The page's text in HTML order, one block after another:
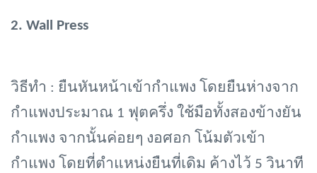
2. Wall Press
วิธีทำ : ยืนหันหน้าเข้ากำแพง โดยยืนห่างจาก
กำแพงประมาณ 1 ฟุตครึ่ง ใช้มือทั้งสองข้างยัน
กำแพง จากนั้นค่อยๆ งอศอก โน้มตัวเข้า
กำแพง โดยที่ตำแหน่งยืนที่เดิม ค้างไว้ 5 วินาที